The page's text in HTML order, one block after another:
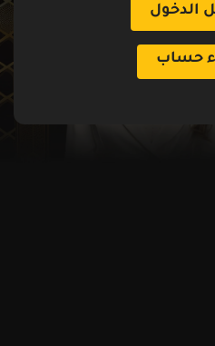
الدخول
حساب